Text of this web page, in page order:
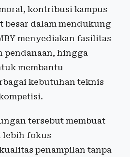
kontribusi kampus
besar dalam mendukung
menyediakan fasilitas
pendanaan, hingga
membantu
kebutuhan teknis
tersebut membuat
lebih fokus
penampilan tanpa